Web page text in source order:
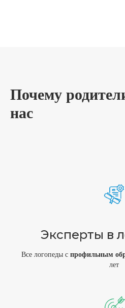
Почему
нас
Эксперты в
Все логопеды с профильным
лет